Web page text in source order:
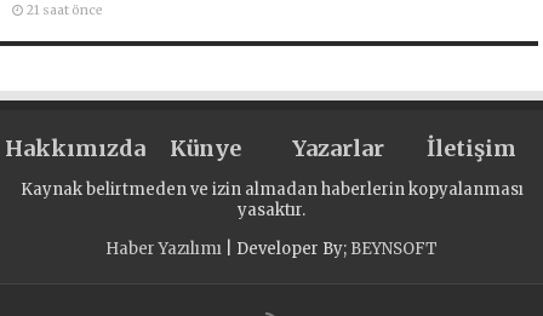
21 saat önce
Hakkımızda Künye Yazarlar İletişim
Kaynak belirtmeden ve izin almadan haberlerin kopyalanması
yasaktır.
Haber Yazılımı | Developer By; BEYNSOFT